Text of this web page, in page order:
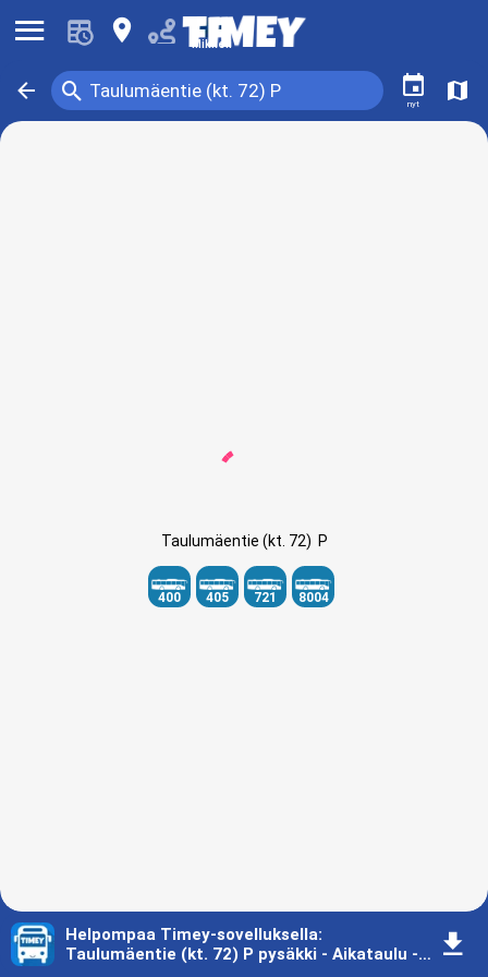
󰍜 󰍎 Mikkeli
󰁍 Taulumäentie (kt. 72) P
󰍉 󰃭
nyt
󰍍
Taulumäentie (kt. 72)  P
400 405 721 8004
Helpompaa Timey-sovelluksella:
Taulumäentie (kt. 72) P pysäkki - Aikataulu - Mikkeli
󰇚